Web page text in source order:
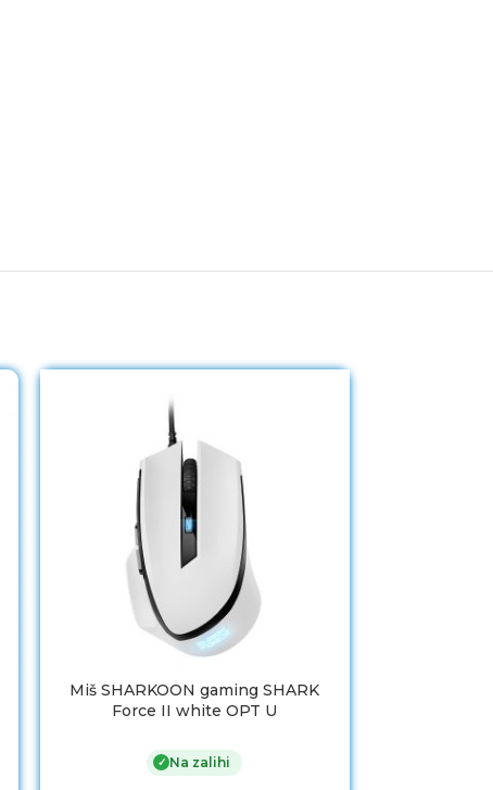
Miš SHARKOON gaming SHARK
Force II white OPT U
✓ Na zalihi